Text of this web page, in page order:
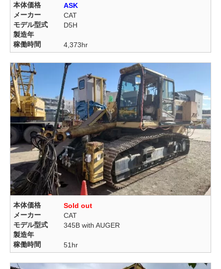
本体価格
ASK
メーカー
CAT
モデル型式
D5H
製造年
稼働時間
4,373hr
本体価格
Sold out
メーカー
CAT
モデル型式
345B with AUGER
製造年
稼働時間
51hr